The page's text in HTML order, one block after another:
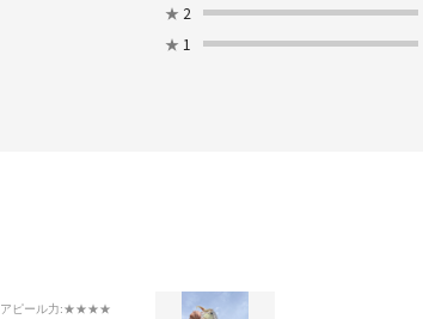
★ 2
★ 1
アピール力:★★★★